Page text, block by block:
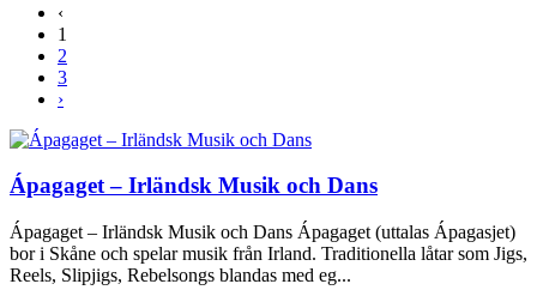
‹
1
2
3
›
Ápagaget – Irländsk Musik och Dans
Ápagaget – Irländsk Musik och Dans Ápagaget (uttalas Ápagasjet)
bor i Skåne och spelar musik från Irland. Traditionella låtar som Jigs,
Reels, Slipjigs, Rebelsongs blandas med eg...